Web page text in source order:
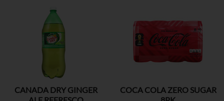
CANADA DRY GINGER
COCA COLA ZERO SUGAR